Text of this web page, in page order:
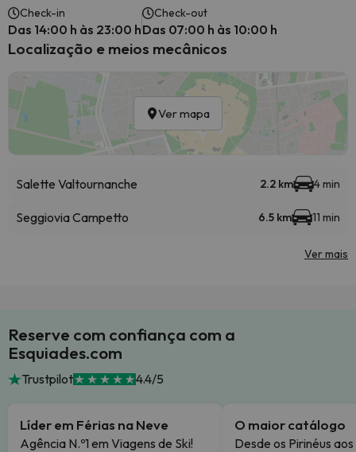
Check-in
Das 14:00 h às 23:00 h
Check-out
Das 07:00 h às 10:00 h
Localização e meios mecânicos
Ver mapa
Salette Valtournanche 2.2 km 4 min
Seggiovia Campetto 6.5 km 11 min
Ver mais
Reserve com confiança com a
Esquiades.com
Trustpilot 4.4/5
Líder em Férias na Neve
Agência N.º1 em Viagens de Ski!
O maior catálogo
Desde os Pirinéus